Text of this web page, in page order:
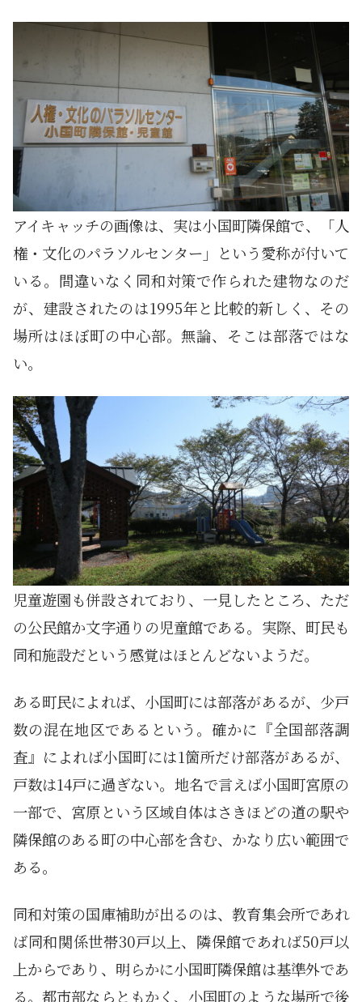
アイキャッチの画像は、実は小国町隣保館で、「人
権・文化のパラソルセンター」という愛称が付いて
いる。間違いなく同和対策で作られた建物なのだ
が、建設されたのは1995年と比較的新しく、その
場所はほぼ町の中心部。無論、そこは部落ではな
い。
児童遊園も併設されており、一見したところ、ただ
の公民館か文字通りの児童館である。実際、町民も
同和施設だという感覚はほとんどないようだ。
ある町民によれば、小国町には部落があるが、少戸
数の混在地区であるという。確かに『全国部落調
査』によれば小国町には1箇所だけ部落があるが、
戸数は14戸に過ぎない。地名で言えば小国町宮原の
一部で、宮原という区域自体はさきほどの道の駅や
隣保館のある町の中心部を含む、かなり広い範囲で
ある。
同和対策の国庫補助が出るのは、教育集会所であれ
ば同和関係世帯30戸以上、隣保館であれば50戸以
上からであり、明らかに小国町隣保館は基準外であ
る。都市部ならともかく、小国町のような場所で後